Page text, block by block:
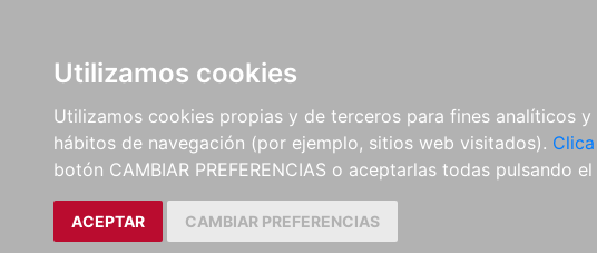
Utilizamos cookies
Utilizamos cookies propias y de terceros para fines analíticos
hábitos de navegación (por ejemplo, sitios web visitados).
botón CAMBIAR PREFERENCIAS o aceptarlas todas pulsando el
ACEPTAR CAMBIAR PREFERENCIAS
LIBROS
MÉTODOS Y
EJERCICIOS
PARTITURAS Y EDICIONES
CRÍTICAS